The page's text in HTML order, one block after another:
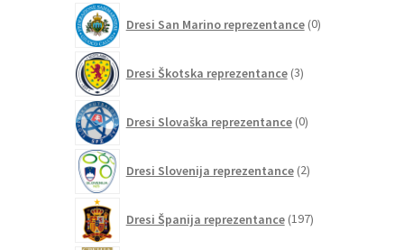
Dresi San Marino reprezentance 0izdelkov
Dresi Škotska reprezentance 3izdelki
Dresi Slovaška reprezentance 0izdelkov
Dresi Slovenija reprezentance 2izdelka
Dresi Španija reprezentance 197izdelkov